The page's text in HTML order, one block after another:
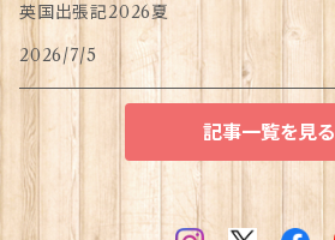
英国出張記2026夏
2026/7/5
記事一覧を見る